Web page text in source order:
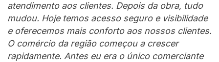
atendimento aos clientes. Depois da obra, tudo
mudou. Hoje temos acesso seguro e visibilidade
e oferecemos mais conforto aos nossos clientes.
O comércio da região começou a crescer
rapidamente. Antes eu era o único comerciante